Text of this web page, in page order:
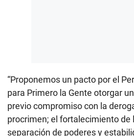
“Proponemos un pacto por el
para Primero la Gente otorgar
previo compromiso con la
procrimen; el fortalecimiento de
separación de poderes y